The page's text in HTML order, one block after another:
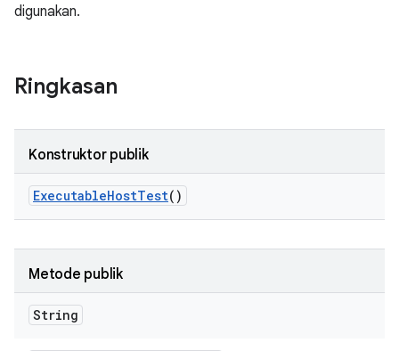
digunakan.
Ringkasan
Konstruktor publik
ExecutableHostTest()
Metode publik
String